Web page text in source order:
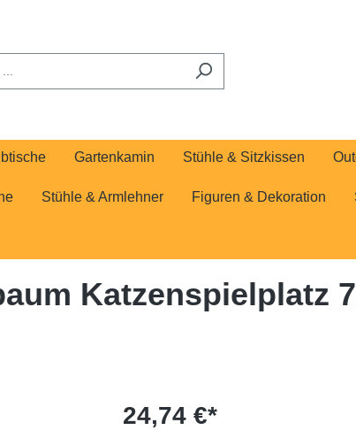
Gartenkamin Stühle & Sitzkissen
Stühle & Armlehner Figuren & Dekoration
Katzenspielplatz
24,74 €*